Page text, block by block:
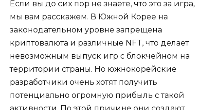
Если вы до сих пор не знаете, что это за игра,
мы вам расскажем. В Южной Корее на
законодательном уровне запрещена
криптовалюта и различные NFT, что делает
невозможным выпуск игр с блокчейном на
территории страны. Но южнокорейские
разработчики очень хотят получить
потенциально огромную прибыль с такой